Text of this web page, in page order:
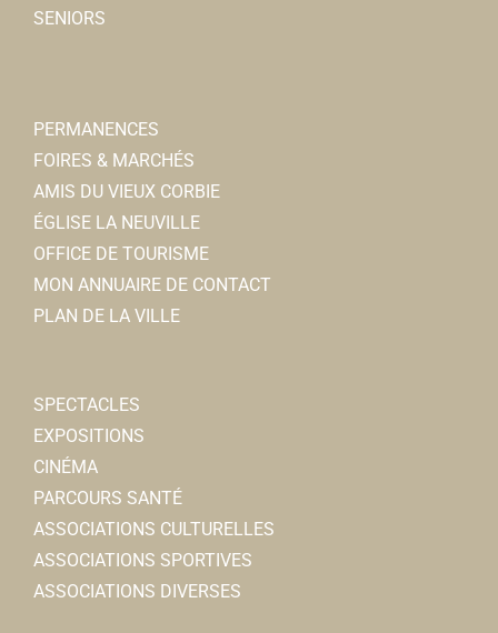
SENIORS
PERMANENCES
FOIRES & MARCHÉS
AMIS DU VIEUX CORBIE
ÉGLISE LA NEUVILLE
OFFICE DE TOURISME
MON ANNUAIRE DE CONTACT
PLAN DE LA VILLE
SPECTACLES
EXPOSITIONS
CINÉMA
PARCOURS SANTÉ
ASSOCIATIONS CULTURELLES
ASSOCIATIONS SPORTIVES
ASSOCIATIONS DIVERSES